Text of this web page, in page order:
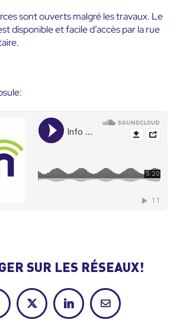
sont ouverts malgré les travaux. Le
disponible et facile d’accès par la rue
SUR LES RÉSEAUX!
X LinkedInCourriel